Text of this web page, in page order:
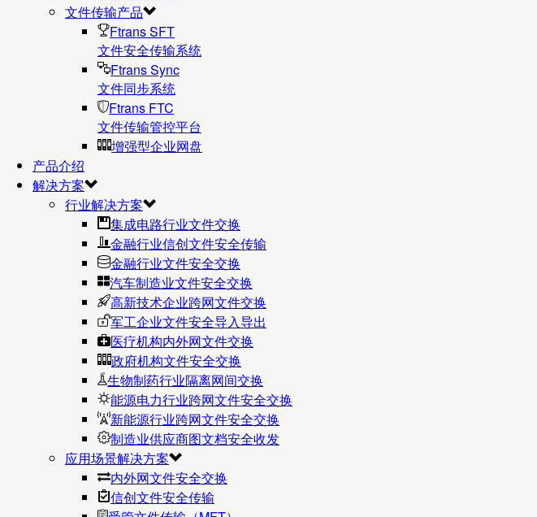
文件传输产品
Ftrans SFT
文件安全传输系统
Ftrans Sync
文件同步系统
Ftrans FTC
文件传输管控平台
增强型企业网盘
产品介绍
解决方案
行业解决方案
集成电路行业文件交换
金融行业信创文件安全传输
金融行业文件安全交换
汽车制造业文件安全交换
高新技术企业跨网文件交换
军工企业文件安全导入导出
医疗机构内外网文件交换
政府机构文件安全交换
生物制药行业隔离网间交换
能源电力行业跨网文件安全交换
新能源行业跨网文件安全交换
制造业供应商图文档安全收发
应用场景解决方案
内外网文件安全交换
信创文件安全传输